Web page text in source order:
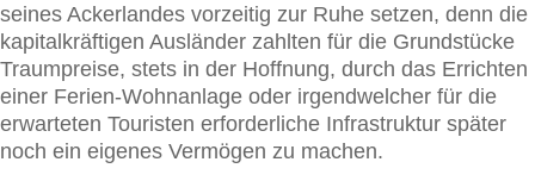
seines Ackerlandes vorzeitig zur Ruhe setzen, denn die
kapitalkräftigen Ausländer zahlten für die Grundstücke
Traumpreise, stets in der Hoffnung, durch das Errichten
einer Ferien-Wohnanlage oder irgendwelcher für die
erwarteten Touristen erforderliche Infrastruktur später
noch ein eigenes Vermögen zu machen.